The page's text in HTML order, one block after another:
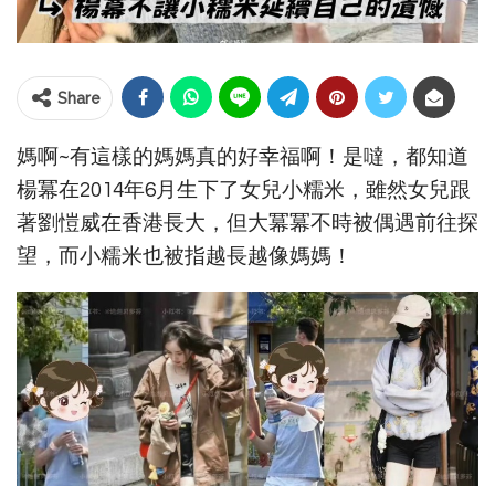
Share
媽啊~有這樣的媽媽真的好幸福啊！是噠，都知道
楊冪在2014年6月生下了女兒小糯米，雖然女兒跟
著劉愷威在香港長大，但大冪冪不時被偶遇前往探
望，而小糯米也被指越長越像媽媽！